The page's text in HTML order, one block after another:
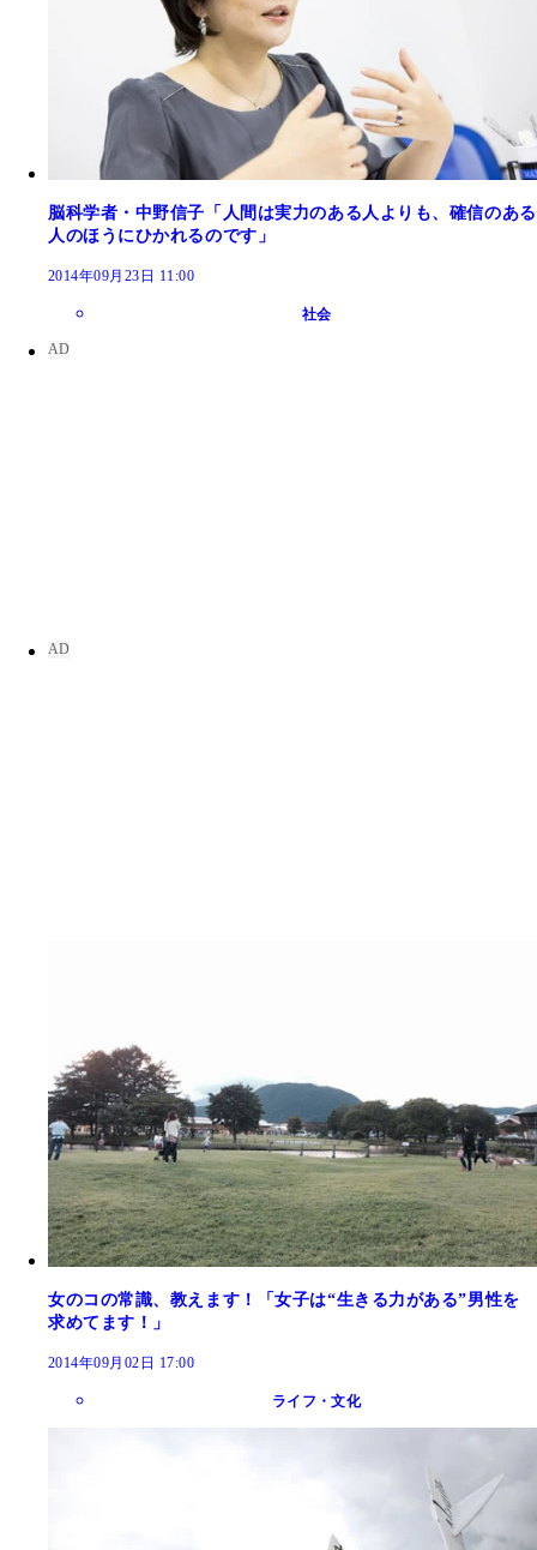
脳科学者・中野信子「人間は実力のある人よりも、確信のある
人のほうにひかれるのです」
2014年09月23日 11:00
社会
女のコの常識、教えます！「女子は“生きる力がある”男性を
求めてます！」
2014年09月02日 17:00
ライフ・文化